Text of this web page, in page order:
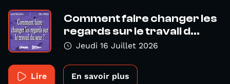
Comment faire changer les
regards sur le travail d...
Jeudi 16 Juillet 2026
Lire En savoir plus